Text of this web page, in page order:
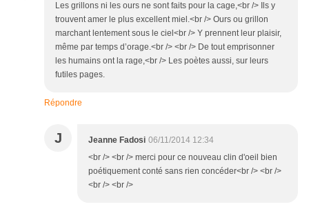
Les grillons ni les ours ne sont faits pour la cage,<br /> Ils y
trouvent amer le plus excellent miel.<br /> Ours ou grillon
marchant lentement sous le ciel<br /> Y prennent leur plaisir,
même par temps d’orage.<br /> <br /> De tout emprisonner
les humains ont la rage,<br /> Les poètes aussi, sur leurs
futiles pages.
Répondre
J Jeanne Fadosi 06/11/2014 12:34
<br /> <br /> merci pour ce nouveau clin d'oeil bien
poétiquement conté sans rien concéder<br /> <br />
<br /> <br />